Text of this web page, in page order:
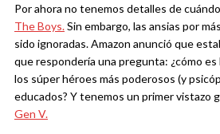
Por ahora no tenemos detalles de
The Boys.Sin embargo, las ansias por
sido ignoradas. Amazon anunció que
que respondería una pregunta: ¿cómo es
los súper héroes más poderosos (y
educados? Y tenemos un primer vistazo
Gen V.